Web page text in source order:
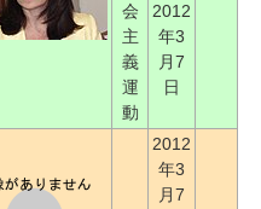
会
主
義
運
動
2012
年3
月7
日
2012
年3
月7